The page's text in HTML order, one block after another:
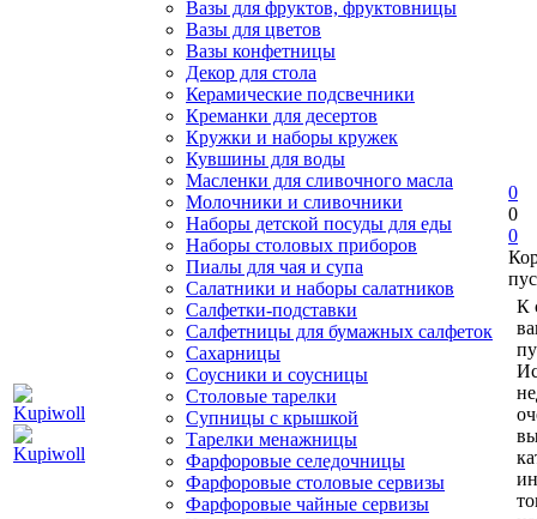
Вазы для фруктов, фруктовницы
Вазы для цветов
Вазы конфетницы
Декор для стола
Керамические подсвечники
Креманки для десертов
Кружки и наборы кружек
Кувшины для воды
Масленки для сливочного масла
Молочники и сливочники
Наборы детской посуды для еды
Наборы столовых приборов
Пиалы для чая и супа
Салатники и наборы салатников
Салфетки-подставки
Салфетницы для бумажных салфеток
Сахарницы
Соусники и соусницы
Столовые тарелки
Супницы с крышкой
Тарелки менажницы
Фарфоровые селедочницы
Фарфоровые столовые сервизы
Фарфоровые чайные сервизы
0
0
0
К